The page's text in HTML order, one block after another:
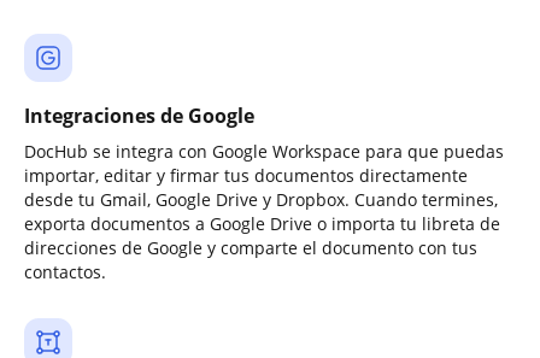
Integraciones de Google
DocHub se integra con Google Workspace para que puedas
importar, editar y firmar tus documentos directamente
desde tu Gmail, Google Drive y Dropbox. Cuando termines,
exporta documentos a Google Drive o importa tu libreta de
direcciones de Google y comparte el documento con tus
contactos.